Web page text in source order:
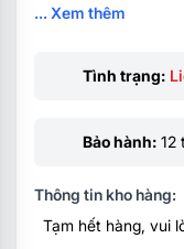
Màn hình:
Màu sắc:
Hệ điều hành:
... Xem thêm
Tình trạng:
Bảo hành: 12
Thông tin kho hàng:
Tạm hết hàng, vui